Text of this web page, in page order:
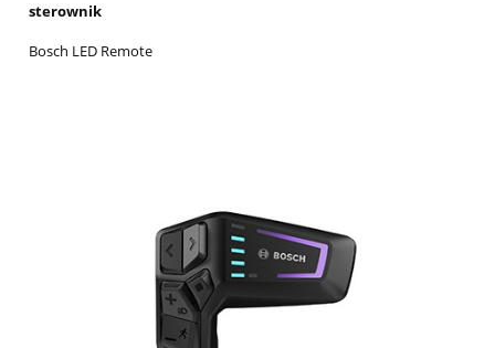
sterownik
Bosch LED Remote